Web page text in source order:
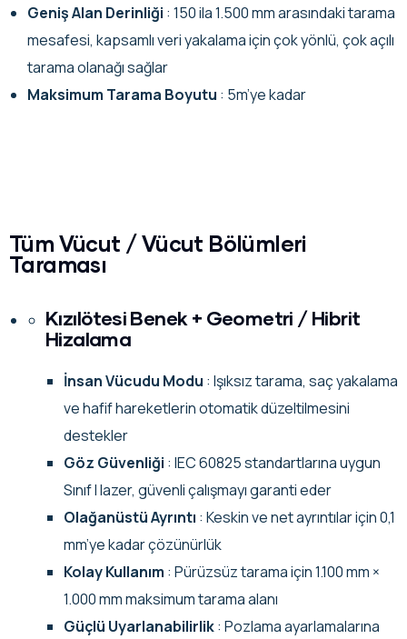
Geniş Alan Derinliği : 150 ila 1.500 mm arasındaki tarama
mesafesi, kapsamlı veri yakalama için çok yönlü, çok açılı
tarama olanağı sağlar
Maksimum Tarama Boyutu : 5m’ye kadar
Tüm Vücut / Vücut Bölümleri
Taraması
Kızılötesi Benek + Geometri / Hibrit
Hizalama
İnsan Vücudu Modu : Işıksız tarama, saç yakalama
ve hafif hareketlerin otomatik düzeltilmesini
destekler
Göz Güvenliği : IEC 60825 standartlarına uygun
Sınıf I lazer, güvenli çalışmayı garanti eder
Olağanüstü Ayrıntı : Keskin ve net ayrıntılar için 0,1
mm’ye kadar çözünürlük
Kolay Kullanım : Pürüzsüz tarama için 1.100 mm ×
1.000 mm maksimum tarama alanı
Güçlü Uyarlanabilirlik: Pozlama ayarlamalarına